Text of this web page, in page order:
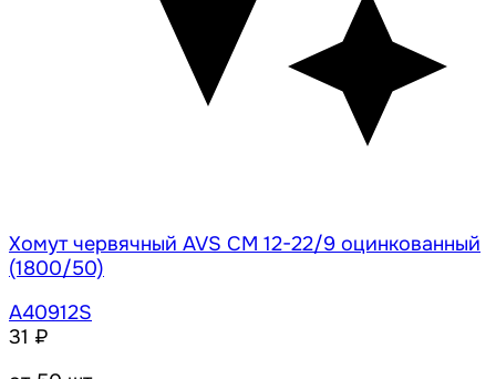
Хомут червячный AVS CM 12-22/9 оцинкованный
(1800/50)
A40912S
31 ₽